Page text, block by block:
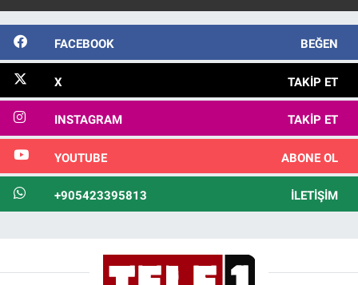
FACEBOOK BEĞEN
X TAKIP ET
INSTAGRAM TAKIP ET
YOUTUBE ABONE OL
+905423395813 İLETIŞIM